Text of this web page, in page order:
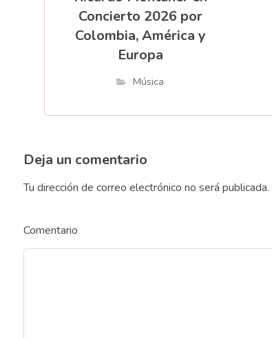
Concierto 2026 por
Colombia, América y
Europa
Música
Deja un comentario
Tu dirección de correo electrónico no será publicada.
Comentario